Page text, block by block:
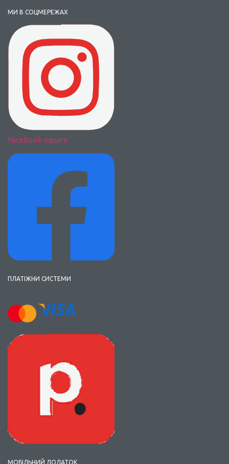
МИ В СОЦМЕРЕЖАХ
Facebook-square
ПЛАТІЖНИ СИСТЕМИ
МОБІЛЬНИЙ ДОДАТОК